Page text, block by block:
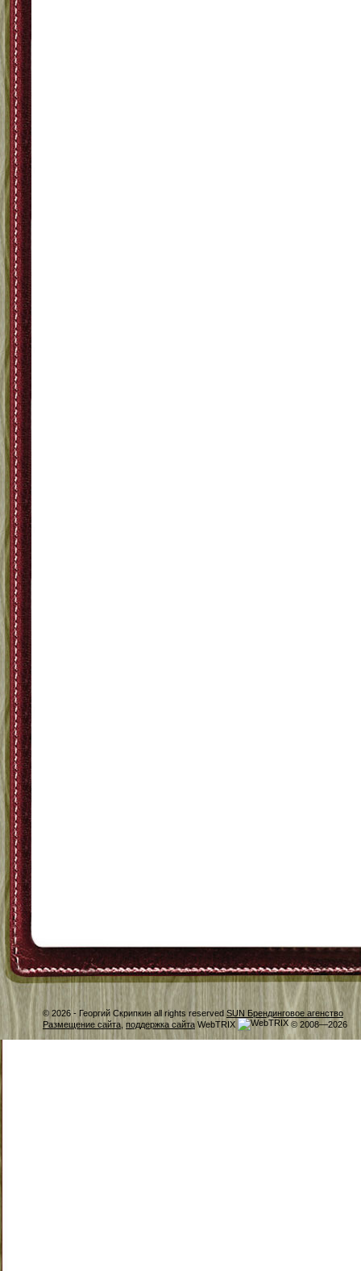
© 2026 - Георгий Скрипкин all rights reserved SUN Брендинговое агенство
Размещение сайта, поддержка сайта WebTRIX © 2008—2026